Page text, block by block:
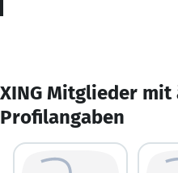
XING Mitglieder mit
Profilangaben